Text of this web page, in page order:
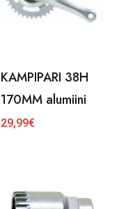
KAMPIPARI 38H
170MM alumiini
29,99€